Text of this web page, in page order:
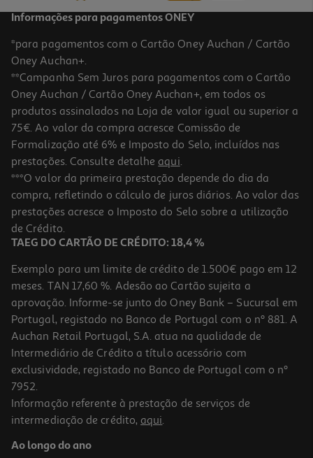
4.6 (87)
Batata Auchan Pré-Fritas Classic Para Fritar 2.5kg
1.74 €/Kg
4,35 €
Informações para pagamentos ONEY
*para pagamentos com o Cartão Oney Auchan / Cartão
Oney Auchan+.
**Campanha Sem Juros para pagamentos com o Cartão
Oney Auchan / Cartão Oney Auchan+, em todos os
produtos assinalados na Loja de valor igual ou superior a
75€. Ao valor da compra acresce Comissão de
Formalização até 6% e Imposto do Selo, incluídos nas
prestações. Consulte detalhe aqui.
***O valor da primeira prestação depende do dia da
compra, refletindo o cálculo de juros diários. Ao valor das
prestações acresce o Imposto do Selo sobre a utilização
de Crédito.
TAEG DO CARTÃO DE CRÉDITO: 18,4 %
Exemplo para um limite de crédito de 1.500€ pago em 12
meses. TAN 17,60 %. Adesão ao Cartão sujeita a
aprovação. Informe-se junto do Oney Bank – Sucursal em
Portugal, registado no Banco de Portugal com o nº 881. A
Auchan Retail Portugal, S.A. atua na qualidade de
Intermediário de Crédito a título acessório com
exclusividade, registado no Banco de Portugal com o nº
7952.
Informação referente à prestação de serviços de
intermediação de crédito, aqui.
Ao longo do ano